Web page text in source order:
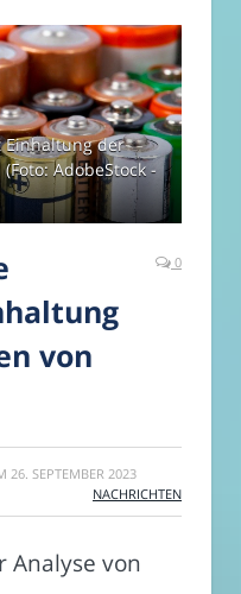
Einhaltung der
AdobeStock -
von
0
26. SEPTEMBER 2023
NACHRICHTEN
Analyse von